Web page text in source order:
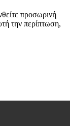
προσωρινή
την περίπτωση,